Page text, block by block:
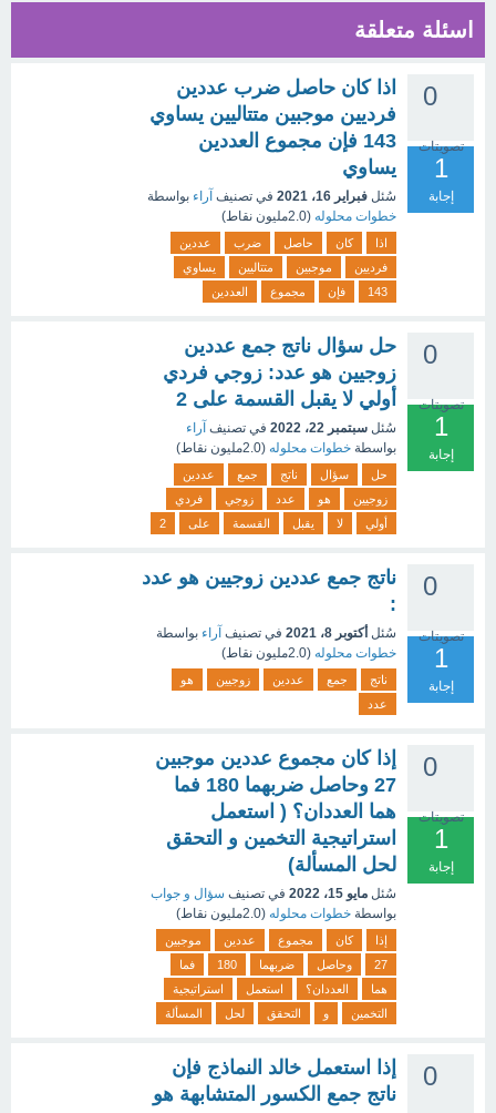
اسئلة متعلقة
0
تصويتات
1
إجابة
اذا كان حاصل ضرب عددين
فرديين موجبين متتاليين يساوي
143 فإن مجموع العددين
يساوي
سُئل فبراير 16، 2021 في تصنيف آراء بواسطة
خطوات محلوله (2.0مليون نقاط)
اذا كان حاصل ضرب
عددين
فرديين
موجبين متتاليين
يساوي
143
فإن مجموع العددين
0
تصويتات
1
إجابة
حل سؤال ناتج جمع عددين
زوجيين هو عدد: زوجي فردي
أولي لا يقبل القسمة على 2
سُئل سبتمبر 22، 2022 في تصنيف آراء
بواسطة خطوات محلوله (2.0مليون نقاط)
حل سؤال ناتج جمع
عددين
زوجيين
هو عدد زوجي
فردي
أولي
لا يقبل القسمة على 2
0
تصويتات
1
إجابة
ناتج جمع عددين زوجيين هو عدد
:
سُئل أكتوبر 8، 2021 في تصنيف آراء بواسطة
خطوات محلوله (2.0مليون نقاط)
ناتج جمع عددين زوجيين
هو
عدد
0
تصويتات
1
إجابة
إذا كان مجموع عددين موجبين
27 وحاصل ضربهما 180 فما
هما العددان؟ ( استعمل
استراتيجية التخمين و التحقق
لحل المسألة)
سُئل مايو 15، 2022 في تصنيف سؤال و جواب
بواسطة خطوات محلوله (2.0مليون نقاط)
إذا كان مجموع عددين
موجبين
27
وحاصل ضربهما 180
فما
هما
العددان؟ استعمل
استراتيجية
التخمين
و التحقق لحل المسألة
0
إذا استعمل خالد النماذج فإن
ناتج جمع الكسور المتشابهة هو